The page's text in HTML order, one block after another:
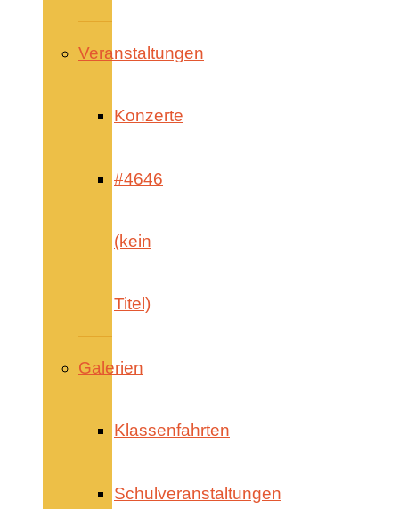
Veranstaltungen
Konzerte
#4646
(kein
Titel)
Galerien
Klassenfahrten
Schulveranstaltungen